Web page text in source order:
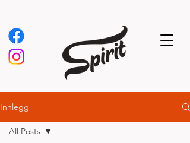
Innlegg
All Posts